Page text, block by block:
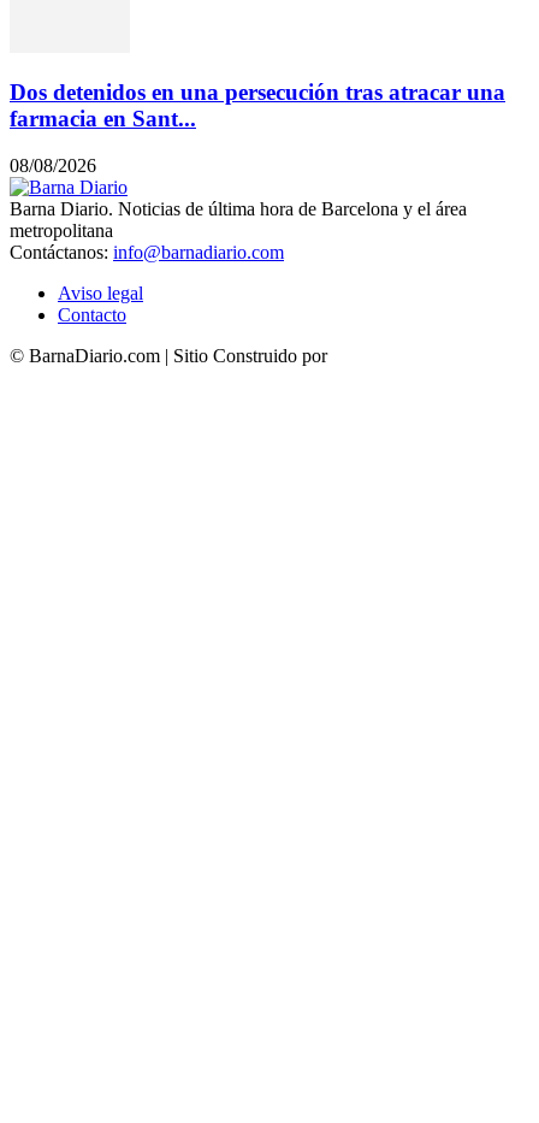
Dos detenidos en una persecución tras atracar una
farmacia en Sant...
08/08/2026
Barna Diario. Noticias de última hora de Barcelona y el área
metropolitana
Contáctanos: info@barnadiario.com
Aviso legal
Contacto
© BarnaDiario.com | Sitio Construido por